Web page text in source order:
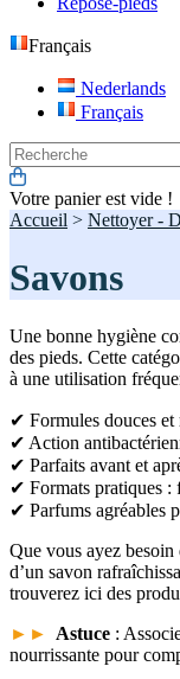
Français
Nederlands
Français
Votre panier est vide !
Accueil > Nettoyer -
Savons
Une bonne hygiène
des pieds. Cette
à une utilisation
✔ Formules douces et
✔ Action
✔ Parfaits avant et
✔ Formats pratiques :
✔ Parfums agréables
Que vous ayez besoin
d’un savon
trouverez ici des
►►
Astuce :
nourrissante pour